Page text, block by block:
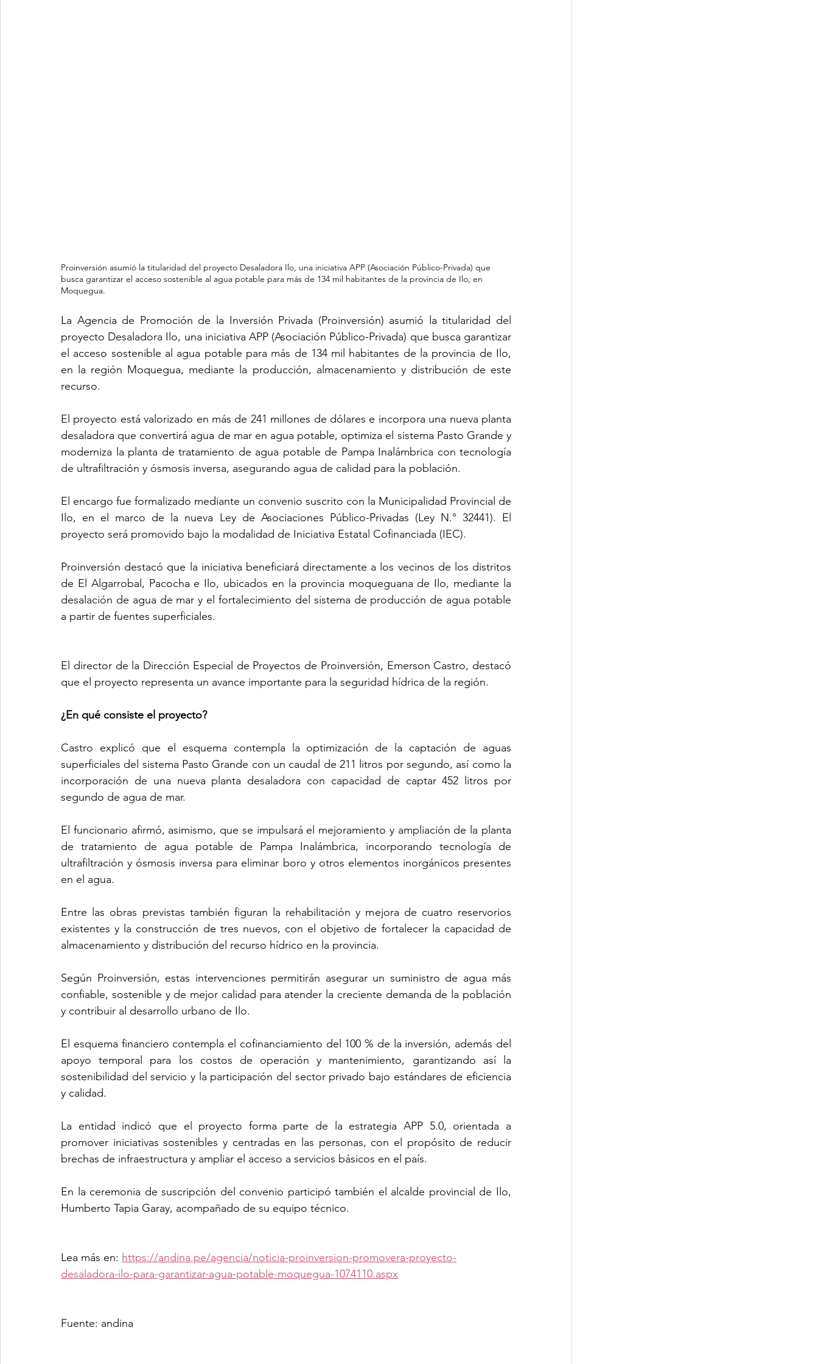
Proinversión asumió la titularidad del proyecto Desaladora Ilo, una iniciativa APP (Asociación Público-Privada) que
busca garantizar el acceso sostenible al agua potable para más de 134 mil habitantes de la provincia de Ilo, en
Moquegua.
La Agencia de Promoción de la Inversión Privada (Proinversión) asumió la titularidad del
proyecto Desaladora Ilo, una iniciativa APP (Asociación Público-Privada) que busca garantizar
el acceso sostenible al agua potable para más de 134 mil habitantes de la provincia de Ilo,
en la región Moquegua, mediante la producción, almacenamiento y distribución de este
recurso.
El proyecto está valorizado en más de 241 millones de dólares e incorpora una nueva planta
desaladora que convertirá agua de mar en agua potable, optimiza el sistema Pasto Grande y
moderniza la planta de tratamiento de agua potable de Pampa Inalámbrica con tecnología
de ultrafiltración y ósmosis inversa, asegurando agua de calidad para la población.
El encargo fue formalizado mediante un convenio suscrito con la Municipalidad Provincial de
Ilo, en el marco de la nueva Ley de Asociaciones Público-Privadas (Ley N.° 32441). El
proyecto será promovido bajo la modalidad de Iniciativa Estatal Cofinanciada (IEC).
Proinversión destacó que la iniciativa beneficiará directamente a los vecinos de los distritos
de El Algarrobal, Pacocha e Ilo, ubicados en la provincia moqueguana de Ilo, mediante la
desalación de agua de mar y el fortalecimiento del sistema de producción de agua potable
a partir de fuentes superficiales.
El director de la Dirección Especial de Proyectos de Proinversión, Emerson Castro, destacó
que el proyecto representa un avance importante para la seguridad hídrica de la región.
¿En qué consiste el proyecto?
Castro explicó que el esquema contempla la optimización de la captación de aguas
superficiales del sistema Pasto Grande con un caudal de 211 litros por segundo, así como la
incorporación de una nueva planta desaladora con capacidad de captar 452 litros por
segundo de agua de mar.
El funcionario afirmó, asimismo, que se impulsará el mejoramiento y ampliación de la planta
de tratamiento de agua potable de Pampa Inalámbrica, incorporando tecnología de
ultrafiltración y ósmosis inversa para eliminar boro y otros elementos inorgánicos presentes
en el agua.
Entre las obras previstas también figuran la rehabilitación y mejora de cuatro reservorios
existentes y la construcción de tres nuevos, con el objetivo de fortalecer la capacidad de
almacenamiento y distribución del recurso hídrico en la provincia.
Según Proinversión, estas intervenciones permitirán asegurar un suministro de agua más
confiable, sostenible y de mejor calidad para atender la creciente demanda de la población
y contribuir al desarrollo urbano de Ilo.
El esquema financiero contempla el cofinanciamiento del 100 % de la inversión, además del
apoyo temporal para los costos de operación y mantenimiento, garantizando así la
sostenibilidad del servicio y la participación del sector privado bajo estándares de eficiencia
y calidad.
La entidad indicó que el proyecto forma parte de la estrategia APP 5.0, orientada a
promover iniciativas sostenibles y centradas en las personas, con el propósito de reducir
brechas de infraestructura y ampliar el acceso a servicios básicos en el país.
En la ceremonia de suscripción del convenio participó también el alcalde provincial de Ilo,
Humberto Tapia Garay, acompañado de su equipo técnico.
Lea más en: https://andina.pe/agencia/noticia-proinversion-promovera-proyecto-
desaladora-ilo-para-garantizar-agua-potable-moquegua-1074110.aspx
Fuente: andina